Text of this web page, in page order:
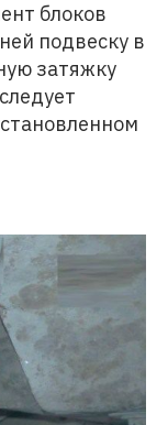
блоков
подвеску в
затяжку